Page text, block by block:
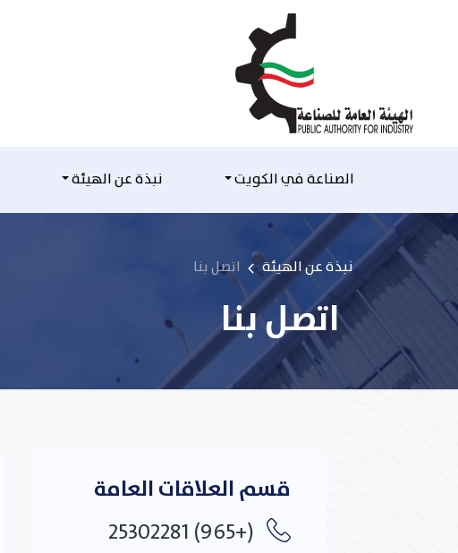
الصناعة في الكويت نبذة عن الهيئة
نبذة عن الهيئة اتصل بنا
اتصل بنا
قسم العلاقات العامة
(+965) 25302281